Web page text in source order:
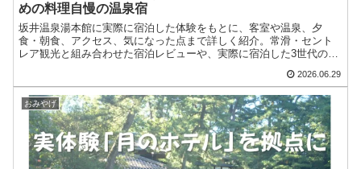
めの料理自慢の温泉宿
坂井温泉湯本館に実際に宿泊した体験をもとに、客室や温泉、夕
食・朝食、アクセス、気になった点まで詳しく紹介。常滑・セント
レア観光と組み合わせた宿泊レビューや、実際に宿泊した3世代のリ
2026.06.29
おみやげ